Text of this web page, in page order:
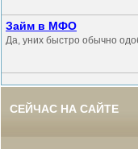
Займ в МФО
Да, уних быстро обычно
СЕЙЧАС НА САЙТЕ